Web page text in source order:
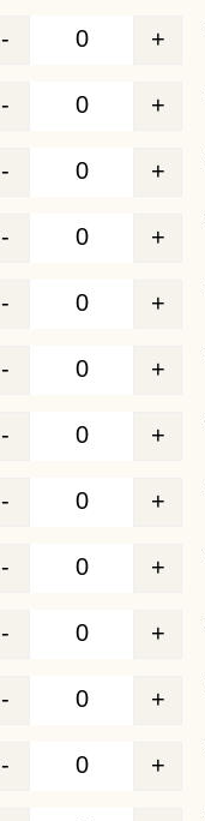
Quantité
- +
Quantité
- +
Quantité
- +
Quantité
- +
Quantité
- +
Quantité
- +
Quantité
- +
Quantité
- +
Quantité
- +
Quantité
- +
Quantité
- +
Quantité
- +